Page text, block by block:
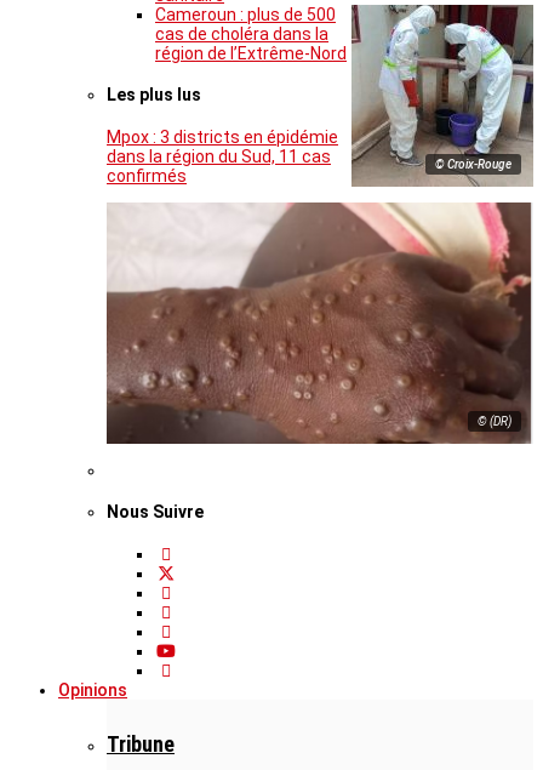
© Croix-Rouge
Cameroun : plus de 500
cas de choléra dans la
région de l’Extrême-Nord
Les plus lus
Mpox : 3 districts en épidémie
dans la région du Sud, 11 cas
confirmés
© (DR)
Nous Suivre
Opinions
Tribune